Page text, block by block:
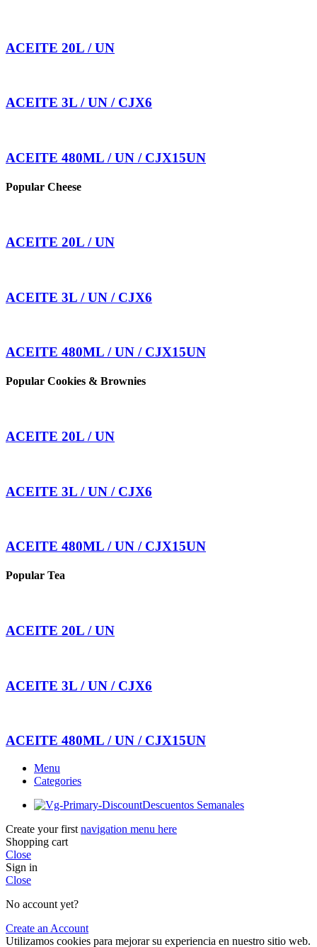
ACEITE 20L / UN
ACEITE 3L / UN / CJX6
ACEITE 480ML / UN / CJX15UN
Popular Cheese
ACEITE 20L / UN
ACEITE 3L / UN / CJX6
ACEITE 480ML / UN / CJX15UN
Popular Cookies & Brownies
ACEITE 20L / UN
ACEITE 3L / UN / CJX6
ACEITE 480ML / UN / CJX15UN
Popular Tea
ACEITE 20L / UN
ACEITE 3L / UN / CJX6
ACEITE 480ML / UN / CJX15UN
Menu
Categories
Descuentos Semanales
Create your first navigation menu here
Shopping cart
Close
Sign in
Close
No account yet?
Create an Account
Utilizamos cookies para mejorar su experiencia en nuestro sitio web.